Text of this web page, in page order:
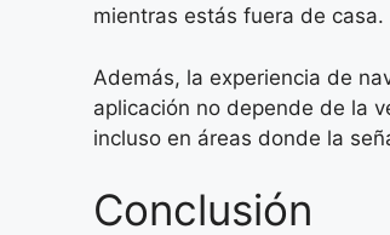
mientras estás fuera de casa.
Además, la experiencia de
aplicación no depende de la
incluso en áreas donde la
Conclusión